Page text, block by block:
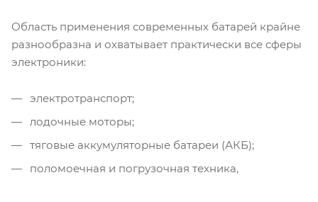
Область применения современных батарей крайне
разнообразна и охватывает практически все сферы
электроники:
электротранспорт;
лодочные моторы;
тяговые аккумуляторные батареи (АКБ);
поломоечная и погрузочная техника,